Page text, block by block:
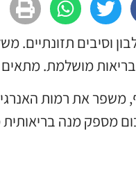
וסיבים תזונתיים.
מושלמת.
משפר את רמות
מספק מנה